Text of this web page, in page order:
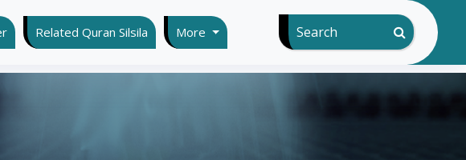
Related Quran Silsila More Search